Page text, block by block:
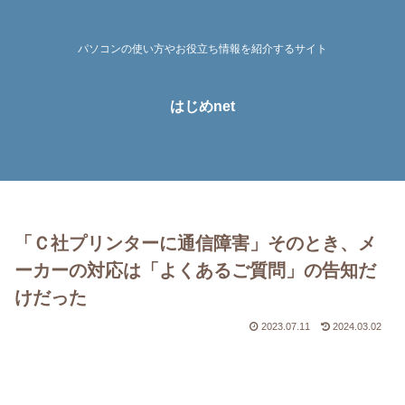
パソコンの使い方やお役立ち情報を紹介するサイト
はじめnet
「Ｃ社プリンターに通信障害」そのとき、メ
ーカーの対応は「よくあるご質問」の告知だ
けだった
2023.07.11 2024.03.02